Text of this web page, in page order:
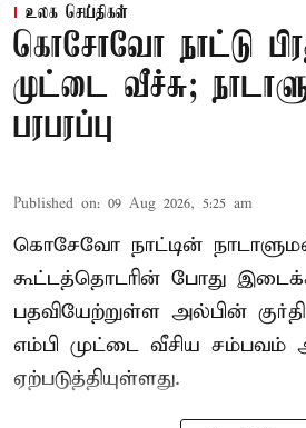
உலக செய்திகள்
கொசோவோ நாட்டு
முட்டை வீச்சு;
பரபரப்பு
Published on: 09 Aug 2026, 5:25 am
கொசேவோ நாட்டின்
கூட்டத்தொடரின் போது
பதவியேற்றுள்ள அல்பின் குர்தி
எம்பி முட்டை வீசிய சம்பவம்
ஏற்படுத்தியுள்ளது.